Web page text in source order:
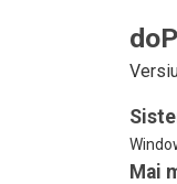
Mai